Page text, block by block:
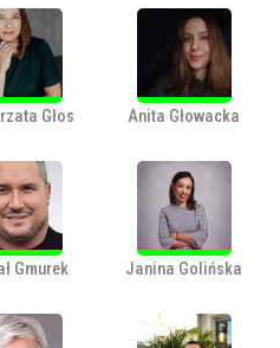
Głos Anita Głowacka
Gmurek Janina Golińska